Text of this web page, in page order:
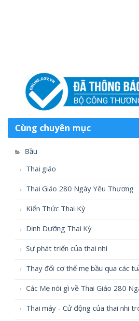
Cùng chuyên mục
Bầu
Thai giáo
Thai Giáo 280 Ngày Yêu Thương
Kiến Thức Thai Kỳ
Dinh Dưỡng Thai Kỳ
Sự phát triển của thai nhi
Thay đổi cơ thể mẹ bầu qua các
Các Mẹ nói gì về Thai Giáo 280
Thai máy - Cử động của thai nhi